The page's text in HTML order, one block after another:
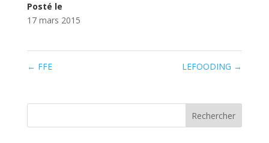
Posté le
17 mars 2015
← FFE LEFOODING →